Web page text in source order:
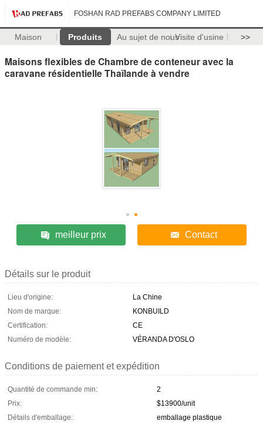
FOSHAN RAD PREFABS COMPANY LIMITED
Maison Produits Au sujet de nousVisite d'usine >>
Maisons flexibles de Chambre de conteneur avec la
caravane résidentielle Thaïlande à vendre
meilleur prix Contact
Détails sur le produit
Lieu d'origine:
La Chine
Nom de marque:
KONBUILD
Certification:
CE
Numéro de modèle:
VÉRANDA D'OSLO
Conditions de paiement et expédition
Quantité de commande min:
2
Prix:
$13900/unit
Détails d'emballage:
emballage plastique